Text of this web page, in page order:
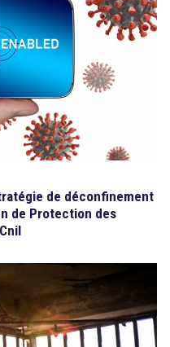
CONTACT
de déconfinement
de Protection des